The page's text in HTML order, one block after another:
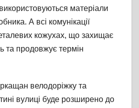
матеріали
А всі комунікації
кожухах, що захищає
та продовжує термін
велодоріжку та
вулиці буде розширено до